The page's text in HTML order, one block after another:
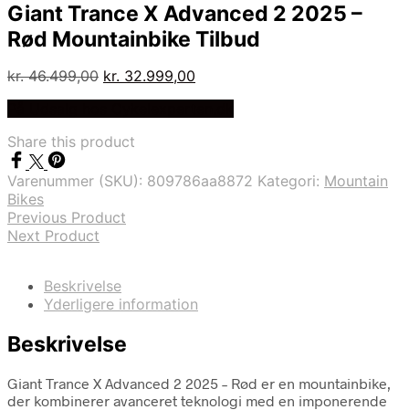
Giant Trance X Advanced 2 2025 –
Rød Mountainbike Tilbud
kr.46.499,00 Den
kr. 46.499,00.
kr. 32.999,00
Share this product
Varenummer (SKU): 809786aa8872 Kategori: Mountain
Bikes
Previous Product
Next Product
Beskrivelse
Yderligere information
Beskrivelse
Giant Trance X Advanced 2 2025 – Rød er en mountainbike,
der kombinerer avanceret teknologi med en imponerende